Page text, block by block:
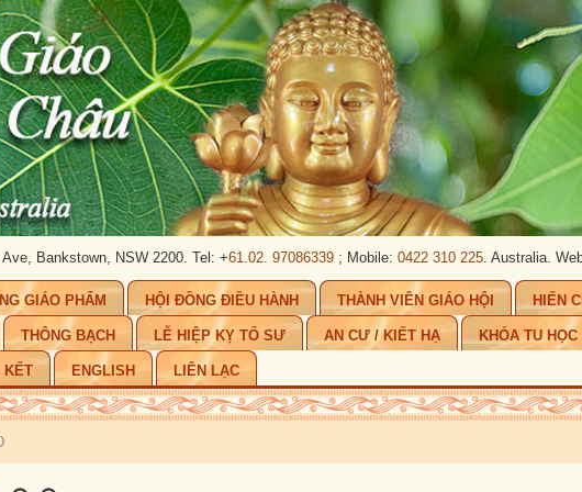
NSW 2200. Tel: +61.02. 97086339; Mobile:0422 310 225. Australia.Website:
GIÁO PHẨM HỘI ĐỒNG ĐIỀU HÀNH THÀNH VIÊN GIÁO HỘI HIẾN
THÔNG BẠCH LỄ HIỆP KỴ TỔ SƯ AN CƯ / KIẾT HẠ KHÓA TU
KẾT ENGLISH LIÊN LẠC